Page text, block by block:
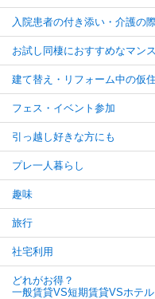
入院患者の付き添い・介護の
お試し同棲におすすめなマン
建て替え・リフォーム中の仮
フェス・イベント参加
引っ越し好きな方にも
プレ一人暮らし
趣味
旅行
社宅利用
どれがお得？
一般賃貸VS短期賃貸VSホテル